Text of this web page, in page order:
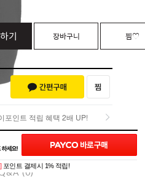
기 장바구니 찜♡
포인트 적립 혜택 2배 UP!
포인트 적립 혜택 2배 UP!
포인트 결제시 1% 적립!
(0)